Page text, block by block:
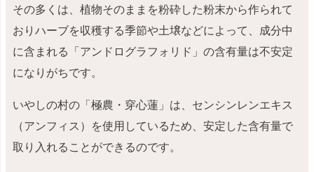
その多くは、植物そのままを粉砕した粉末から作られて
おりハーブを収穫する季節や土壌などによって、成分中
に含まれる「アンドログラフォリド」の含有量は不安定
になりがちです。
いやしの村の「極農・穿心蓮」は、センシンレンエキス
（アンフィス）を使用しているため、安定した含有量で
取り入れることができるのです。